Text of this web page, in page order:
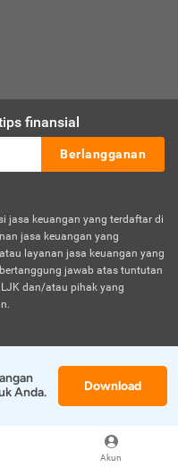
Akun
finansial
Berlangganan
jasa keuangan yang terdaftar di
jasa keuangan yang
layanan jasa keuangan yang
jawab atas tuntutan
dan/atau pihak yang
Anda.
Download